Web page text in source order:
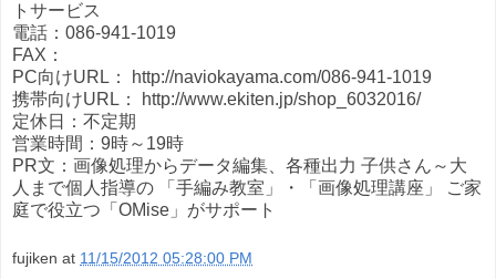
トサービス
電話：086-941-1019
FAX：
PC向けURL： http://naviokayama.com/086-941-1019
携帯向けURL： http://www.ekiten.jp/shop_6032016/
定休日：不定期
営業時間：9時～19時
PR文：画像処理からデータ編集、各種出力 子供さん～大
人まで個人指導の 「手編み教室」・「画像処理講座」 ご家
庭で役立つ「OMise」がサポート
fujiken at 11/15/2012 05:28:00 PM